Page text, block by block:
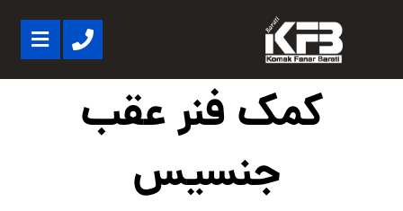
کمک فنر عقب
جنسیس